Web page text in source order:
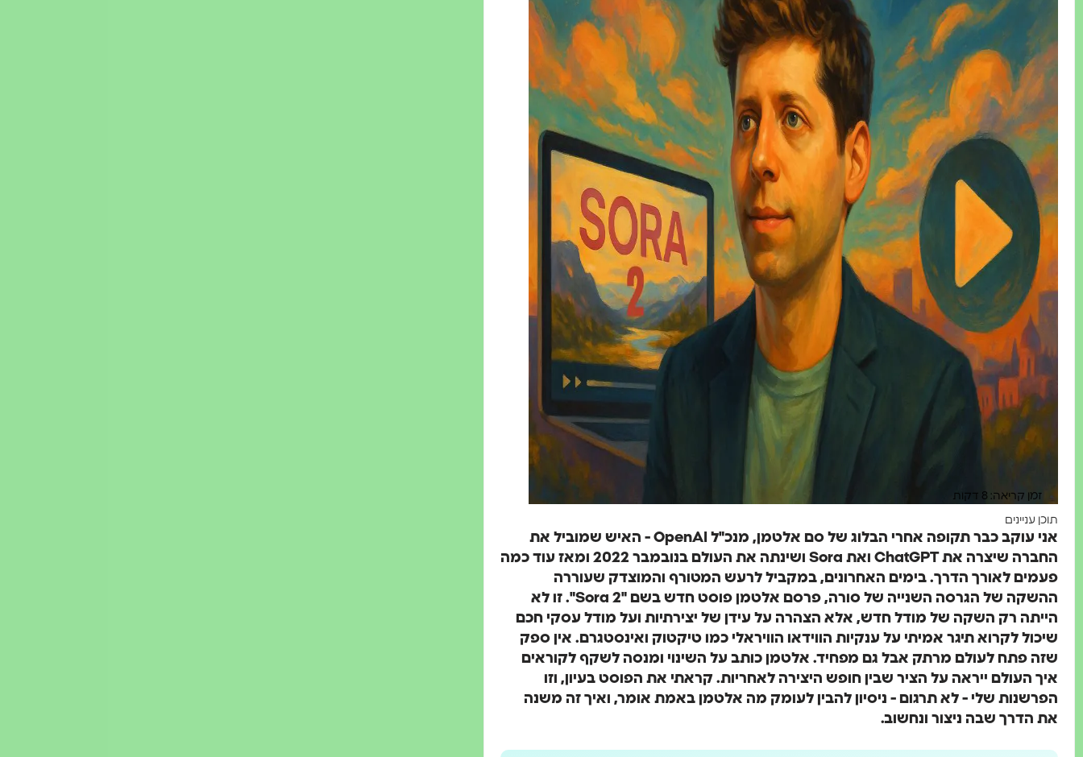
זמן קריאה: 8 דקות
תוכן עניינים
אני עוקב כבר תקופה אחרי הבלוג של סם אלטמן, מנכ"ל OpenAI - האיש שמוביל את
החברה שיצרה את ChatGPT ואת Sora ושינתה את העולם בנובמבר 2022 ומאז עוד כמה
פעמים לאורך הדרך. בימים האחרונים, במקביל לרעש המטורף והמוצדק שעוררה
ההשקה של הגרסה השנייה של סורה, פרסם אלטמן פוסט חדש בשם "Sora 2". זו לא
הייתה רק השקה של מודל חדש, אלא הצהרה על עידן של יצירתיות ועל מודל עסקי חכם
שיכול לקרוא תיגר אמיתי על ענקיות הווידאו הוויראלי כמו טיקטוק ואינסטגרם. אין ספק
שזה פתח לעולם מרתק אבל גם מפחיד. אלטמן כותב על השינוי ומנסה לשקף לקוראים
איך העולם ייראה על הציר שבין חופש היצירה לאחריות. קראתי את הפוסט בעיון, וזו
הפרשנות שלי - לא תרגום - ניסיון להבין לעומק מה אלטמן באמת אומר, ואיך זה משנה
את הדרך שבה ניצור ונחשוב.